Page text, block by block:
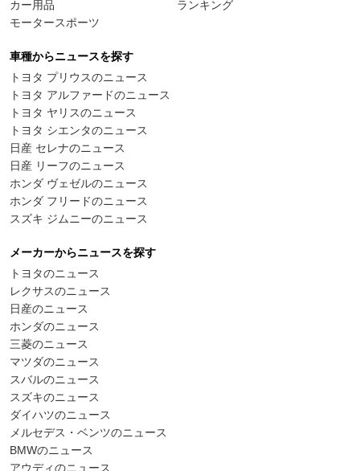
カー用品
モータースポーツ
ランキング
車種からニュースを探す
トヨタ プリウスのニュース
トヨタ アルファードのニュース
トヨタ ヤリスのニュース
トヨタ シエンタのニュース
日産 セレナのニュース
日産 リーフのニュース
ホンダ ヴェゼルのニュース
ホンダ フリードのニュース
スズキ ジムニーのニュース
メーカーからニュースを探す
トヨタのニュース
レクサスのニュース
日産のニュース
ホンダのニュース
三菱のニュース
マツダのニュース
スバルのニュース
スズキのニュース
ダイハツのニュース
メルセデス・ベンツのニュース
BMWのニュース
アウディのニュース